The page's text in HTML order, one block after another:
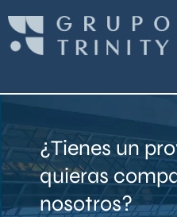
contenido
¿Tienes un
quieras
nosotros?